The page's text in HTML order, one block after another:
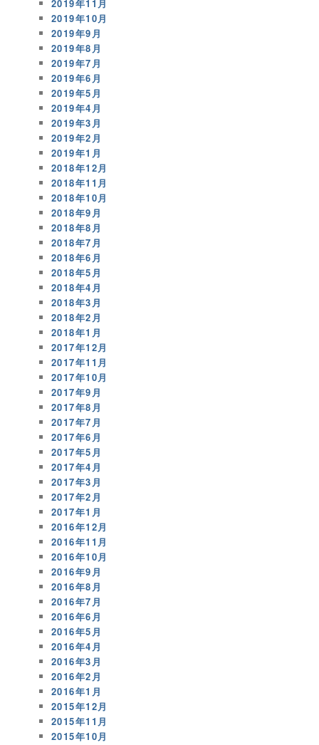
2019年11月
2019年10月
2019年9月
2019年8月
2019年7月
2019年6月
2019年5月
2019年4月
2019年3月
2019年2月
2019年1月
2018年12月
2018年11月
2018年10月
2018年9月
2018年8月
2018年7月
2018年6月
2018年5月
2018年4月
2018年3月
2018年2月
2018年1月
2017年12月
2017年11月
2017年10月
2017年9月
2017年8月
2017年7月
2017年6月
2017年5月
2017年4月
2017年3月
2017年2月
2017年1月
2016年12月
2016年11月
2016年10月
2016年9月
2016年8月
2016年7月
2016年6月
2016年5月
2016年4月
2016年3月
2016年2月
2016年1月
2015年12月
2015年11月
2015年10月